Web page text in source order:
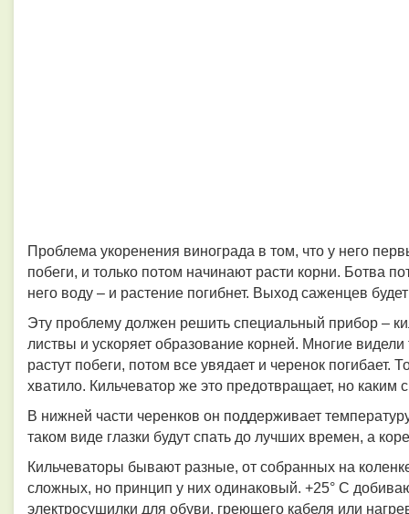
Проблема укоренения винограда в том, что у него
побеги, и только потом начинают расти корни. Ботва
него воду – и растение погибнет. Выход саженцев
Эту проблему должен решить специальный прибор –
листвы и ускоряет образование корней. Многие
растут побеги, потом все увядает и черенок погибает.
хватило. Кильчеватор же это предотвращает, но каким
В нижней части черенков он поддерживает
таком виде глазки будут спать до лучших времен, а
Кильчеваторы бывают разные, от собранных на
сложных, но принцип у них одинаковый. +25° С
электросушилки для обуви, греющего кабеля или